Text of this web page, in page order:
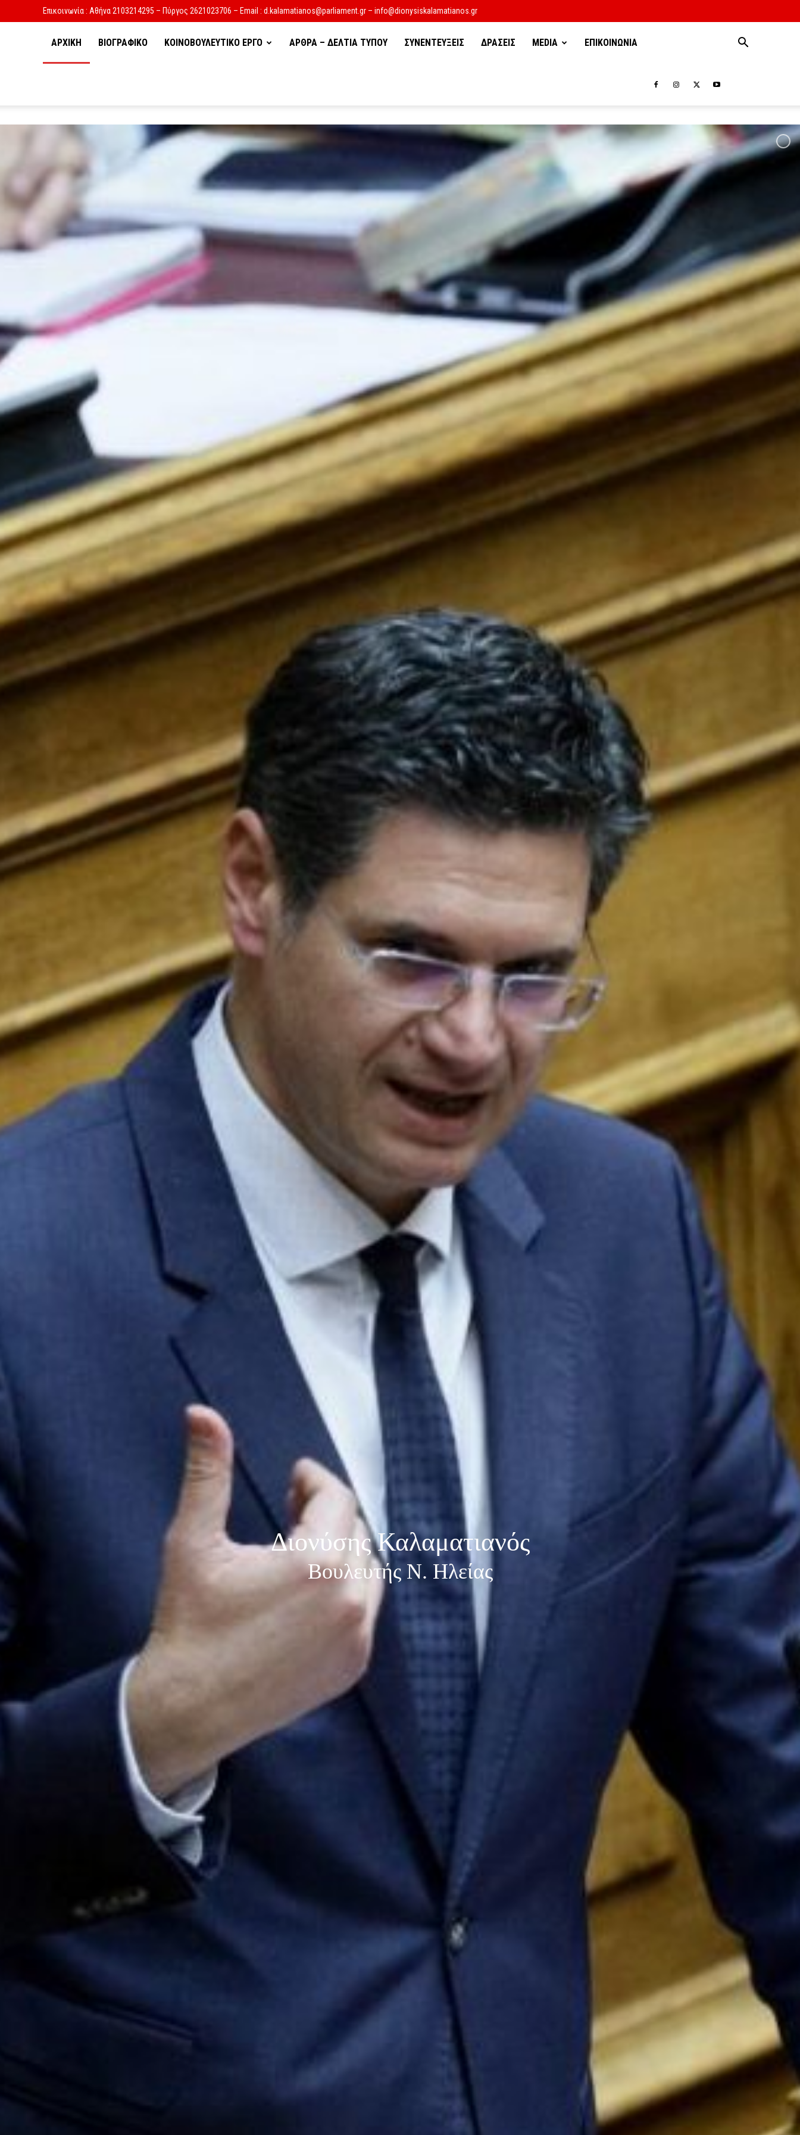
Επικοινωνία : Αθήνα 2103214295 – Πύργος 2621023706 – Email : d.kalamatianos@parliament.gr – info@dionysiskalamatianos.gr
ΑΡΧΙΚΗ ΒΙΟΓΡΑΦΙΚΟ ΚΟΙΝΟΒΟΥΛΕΥΤΙΚΟ ΕΡΓΟ ΑΡΘΡΑ – ΔΕΛΤΙΑ ΤΥΠΟΥ ΣΥΝΕΝΤΕΥΞΕΙΣ ΔΡΑΣΕΙΣ MEDIA ΕΠΙΚΟΙΝΩΝΙΑ
Διονύσης Καλαματιανός
Βουλευτής Ν. Ηλείας